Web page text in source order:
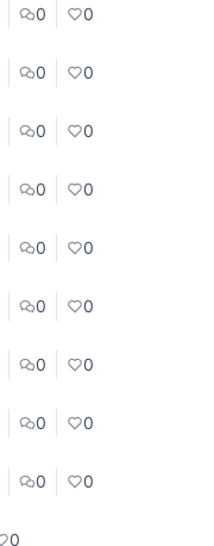
0 0
0 0
0 0
0 0
0 0
0 0
0 0
0 0
0 0
0